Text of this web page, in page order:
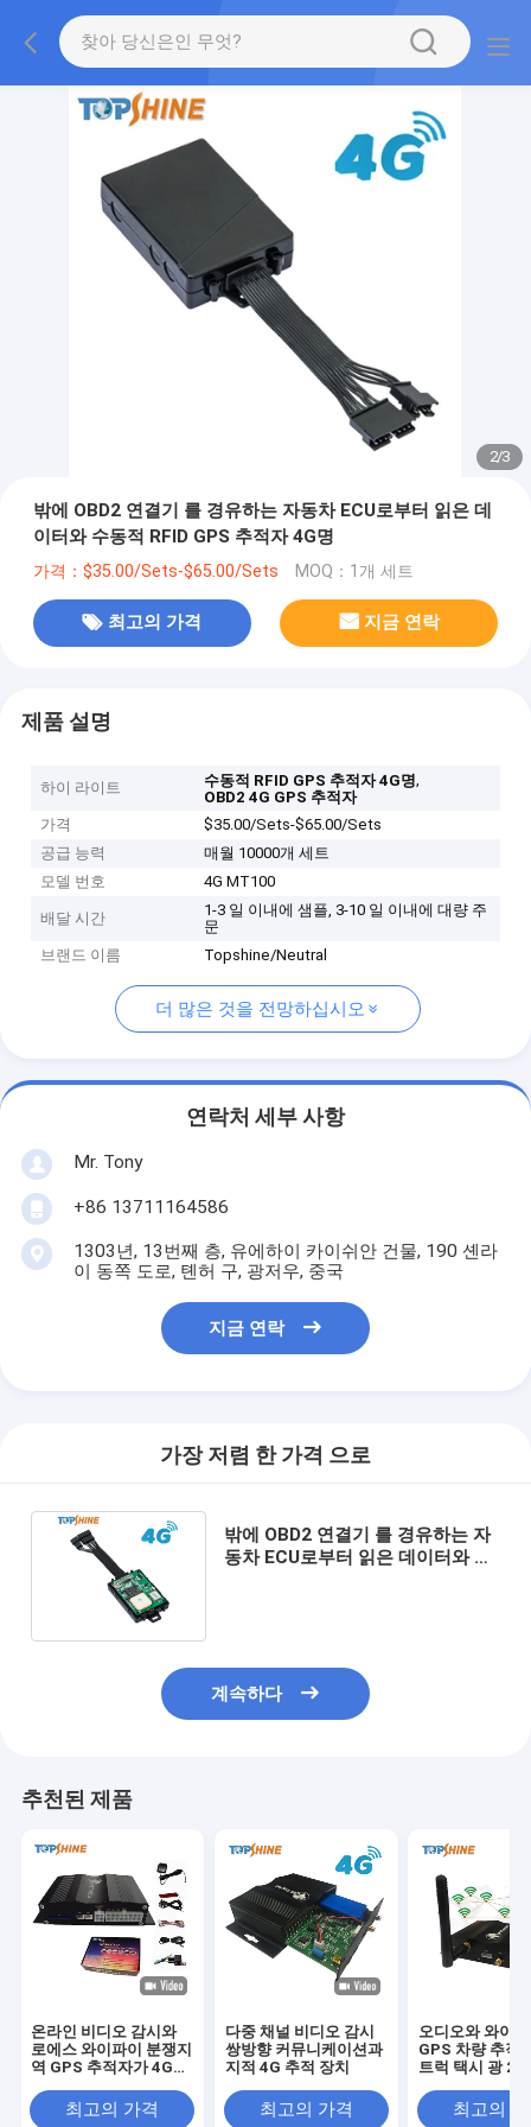
2/3
밖에 OBD2 연결기 를 경유하는 자동차 ECU로부터 읽은 데
이터와 수동적 RFID GPS 추적자 4G명
가격：$35.00/Sets-$65.00/Sets MOQ：1개 세트
최고의 가격 지금 연락
제품 설명
하이 라이트 수동적 RFID GPS 추적자 4G명,
OBD2 4G GPS 추적자
가격
$35.00/Sets-$65.00/Sets
공급 능력
매월 10000개 세트
모델 번호
4G MT100
배달 시간
1-3 일 이내에 샘플, 3-10 일 이내에 대량 주
문
브랜드 이름
Topshine/Neutral
더 많은 것을 전망하십시오
연락처 세부 사항
Mr. Tony
+86 13711164586
1303년, 13번째 층, 유에하이 카이쉬안 건물, 190 셴라
이 동쪽 도로, 톈허 구, 광저우, 중국
지금 연락
가장 저렴 한 가격 으로
밖에 OBD2 연결기 를 경유하는 자
동차 ECU로부터 읽은 데이터와 수
계속하다
추천된 제품
온라인 비디오 감시와
로에스 와이파이 분쟁지
역 GPS 추적자가 4G명
최고의 가격
다중 채널 비디오 감시
쌍방향 커뮤니케이션과
지적 4G 추적 장치
최고의 가격
오디오와 와이
GPS 차량 추적
트럭 택시 광 2
최고의